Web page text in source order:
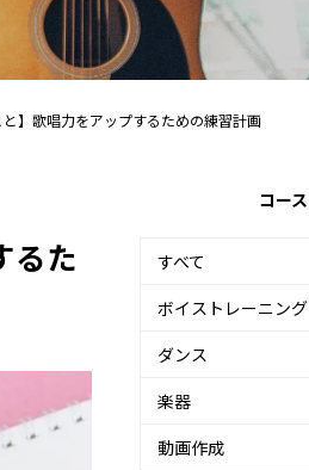
と】歌唱力をアップするための練習計画
るた
コース
すべて
ボイストレーニング
ダンス
楽器
動画作成